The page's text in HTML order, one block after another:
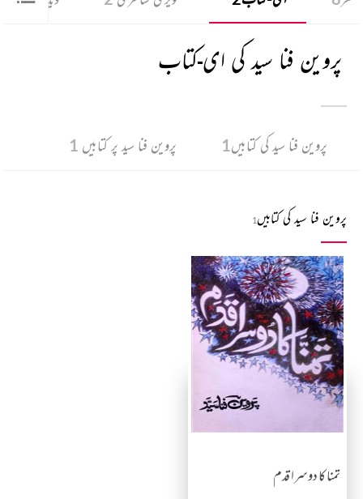
پروین فنا سید کی ای-کتاب
پروین فنا سید کی کتابیں1 پروین فنا سید پر کتابیں 1
پروین فنا سید کی کتابیں1
تمنا کا دوسرا قدم